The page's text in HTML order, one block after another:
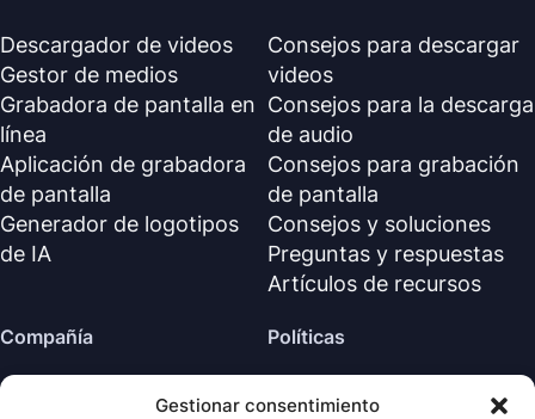
Gestionar consentimiento
Descargador de videos
Gestor de medios
Grabadora de pantalla en
línea
Aplicación de grabadora
de pantalla
Generador de logotipos
de IA
Consejos para descargar
videos
Consejos para la descarga
de audio
Consejos para grabación
de pantalla
Consejos y soluciones
Preguntas y respuestas
Artículos de recursos
Compañía
Sobre nosotros
Políticas
Política de reembolso